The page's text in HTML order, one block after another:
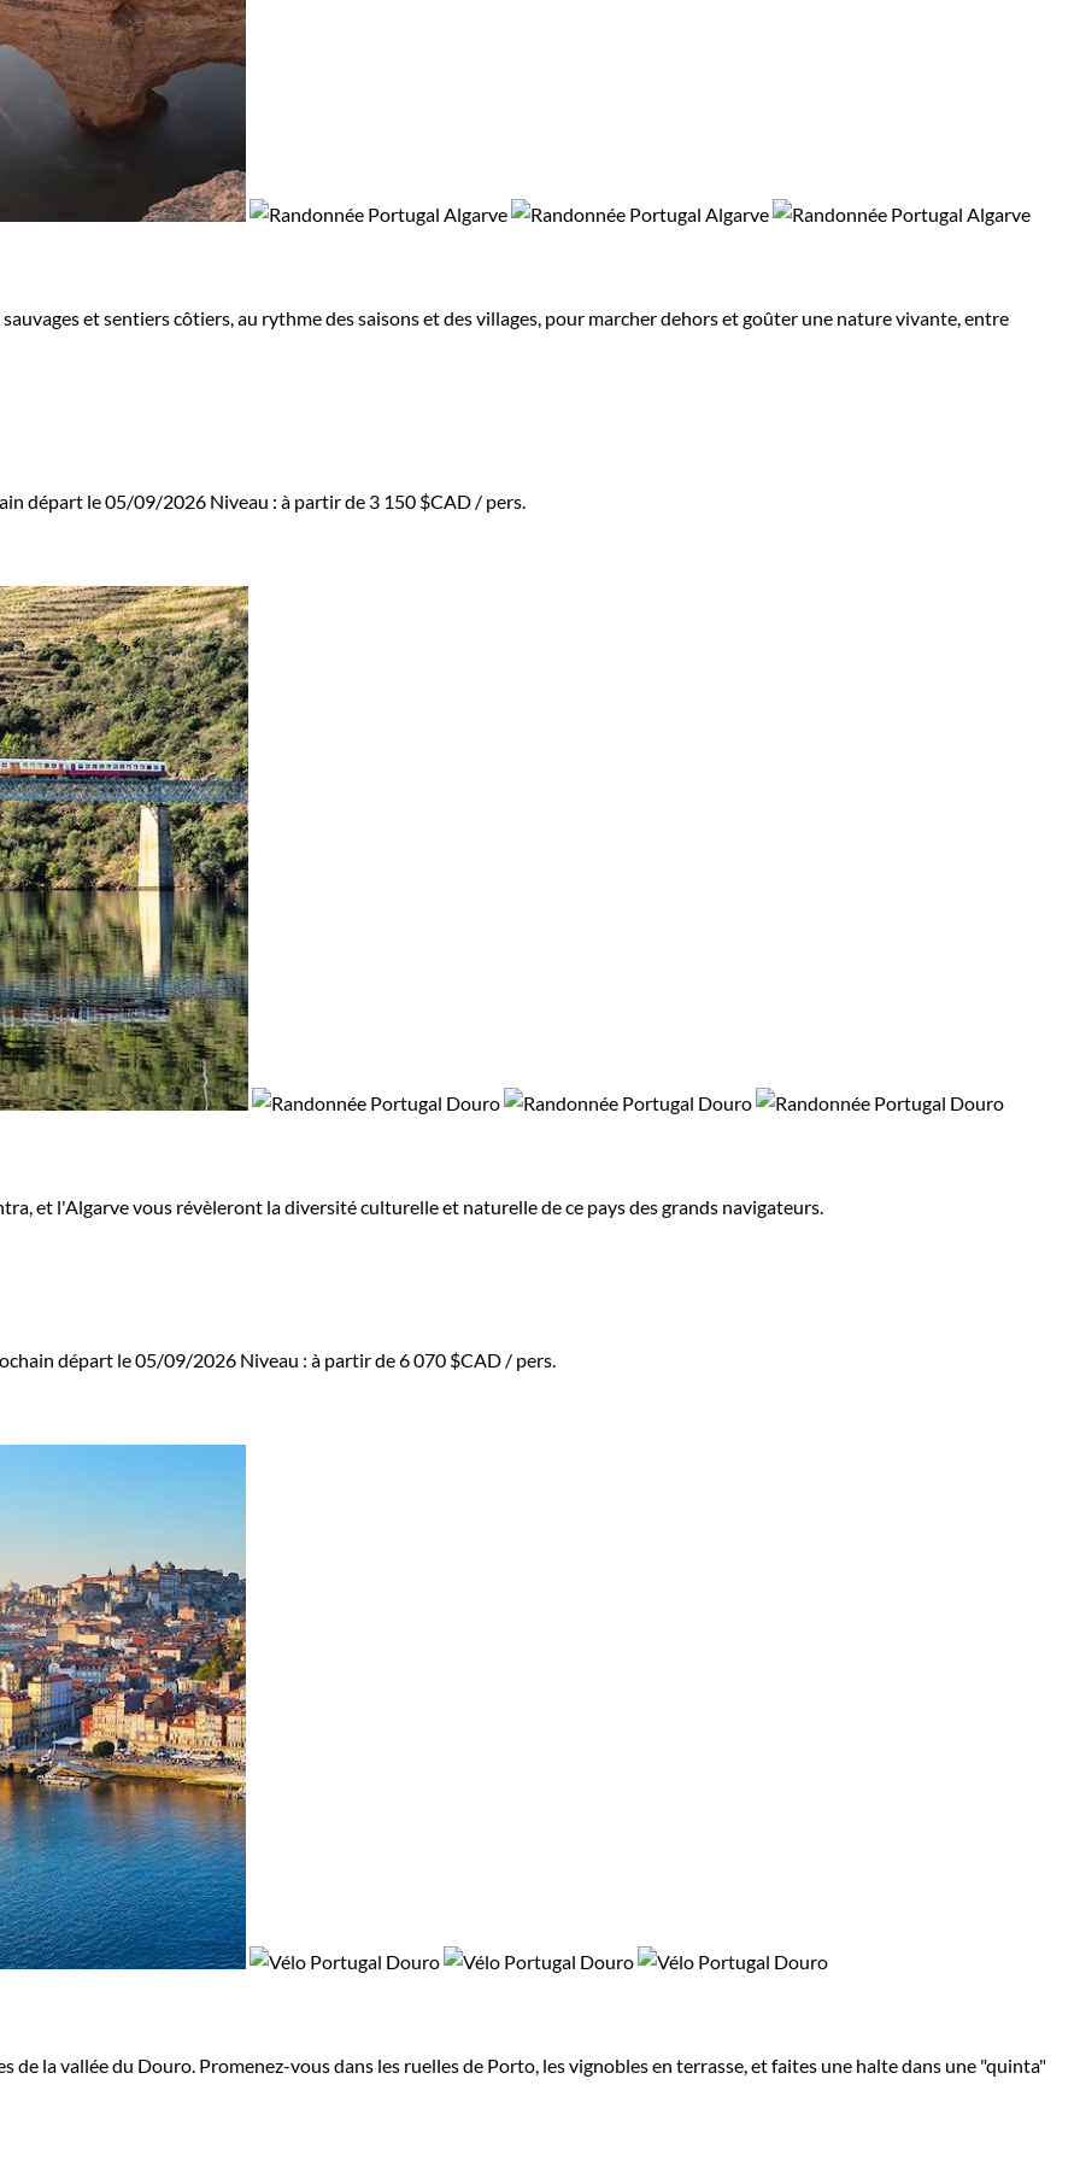
et sentiers côtiers, au rythme des saisons et des villages, pour marcher dehors et goûter une nature vivante, entre
départ le 05/09/2026 Niveau : à partir de 3 150 $CAD / pers.
et l'Algarve vous révèleront la diversité culturelle et naturelle de ce pays des grands navigateurs.
départ le 05/09/2026 Niveau : à partir de6 070 $CAD / pers.
de la vallée du Douro. Promenez-vous dans les ruelles de Porto, les vignobles en terrasse, et faites une halte dans une "quinta"